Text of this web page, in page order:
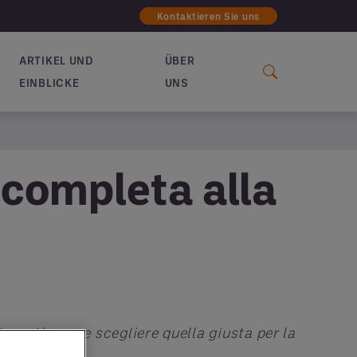
Kontaktieren Sie uns
ARTIKEL UND
EINBLICKE
ÜBER
UNS
alla
come scegliere quella giusta per la